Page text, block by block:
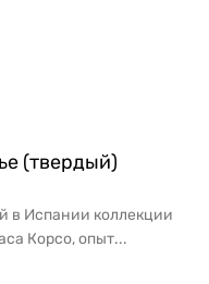
(твердый)
в Испании коллекции
Корсо, опыт...